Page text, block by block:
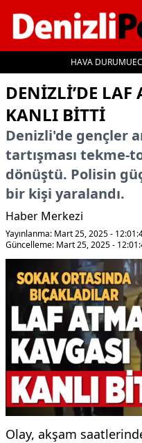
HAVA DURUMU
İçeriğe geç
DENIZLI’DE
KANLI BITTI
Denizli'de gençler
tartışması tekme-
dönüştü. Polisin
bir kişi yaralandı.
Haber Merkezi
Yayınlanma: Mart 25, 2025 -
Güncelleme: Mart 25, 2025 -
Olay, akşam